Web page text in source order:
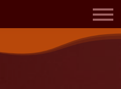
mig